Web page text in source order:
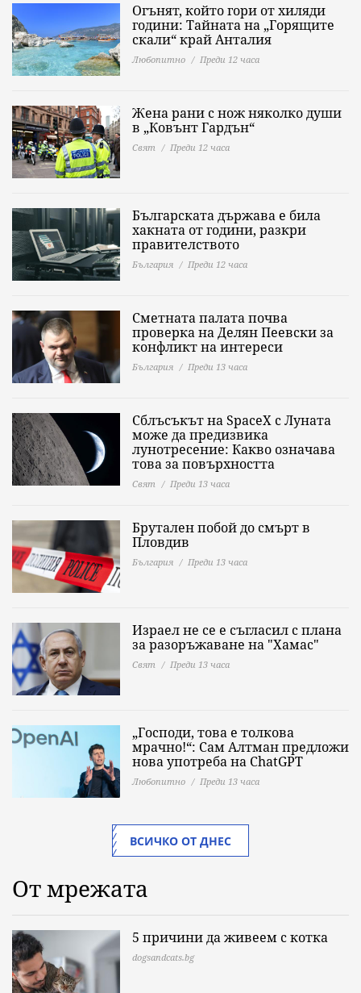
Огънят, който гори от хиляди
години: Тайната на „Горящите
скали“ край Анталия
Любопитно Преди 12 часа
Жена рани с нож няколко души
в „Ковънт Гардън“
Свят Преди 12 часа
Българската държава е била
хакната от години, разкри
правителството
България Преди 12 часа
Сметната палата почва
проверка на Делян Пеевски за
конфликт на интереси
България Преди 13 часа
Сблъсъкът на SpaceX с Луната
може да предизвика
лунотресение: Какво означава
това за повърхността
Свят Преди 13 часа
Брутален побой до смърт в
Пловдив
България Преди 13 часа
Израел не се е съгласил с плана
за разоръжаване на "Хамас"
Свят Преди 13 часа
„Господи, това е толкова
мрачно!“: Сам Алтман предложи
нова употреба на ChatGPT
Любопитно Преди 13 часа
ВСИЧКО ОТ ДНЕС
От мрежата
5 причини да живеем с котка
dogsandcats.bg